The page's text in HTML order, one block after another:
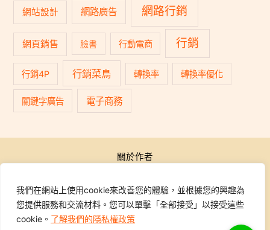
我們在網站上使用cookie來改善您的體驗，並根據您的興趣為
您提供服務和交流材料。您可以單擊「全部接受」以接受這些
cookie。 了解我們的隱私權政策
網站設計 網路廣告 網路行銷
網頁銷售 臉書 行動電商 行銷
行銷4P 行銷菜鳥 轉換率 轉換率優化
關鍵字廣告 電子商務
關於作者
行銷學院
課程報名
學員專區